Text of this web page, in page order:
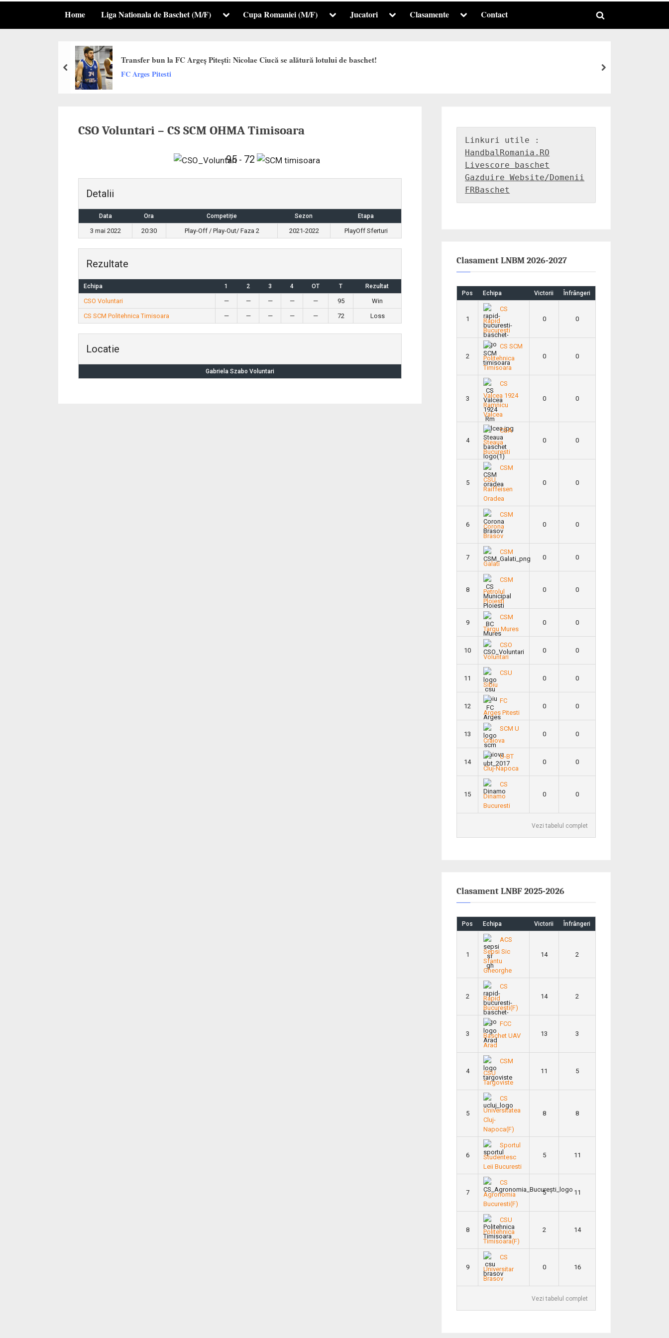
Home Liga Nationala de Baschet (M/F) Toggle
menu
Cupa Romaniei (M/F) Toggle
menu
Jucatori Toggle
menu
Clasamente Toggle
menu
Contact
Toggle
Transfer bun la FC Argeș Pitești: Nicolae Ciucă se alătură lotului de baschet!
FC Arges Pitesti
prev next
CSO Voluntari – CS SCM OHMA Timisoara
95- 72
Detalii
Data Ora Competiție Sezon Etapa
3 mai 2022 20:30 Play-Off / Play-Out/ Faza 2 2021-2022 PlayOff Sferturi
Rezultate
Echipa 1 2 3 4 OT T Rezultat
CSO Voluntari — — — — — 95
Win
CS SCM Politehnica Timisoara
— — — — — 72 Loss
Locatie
Gabriela Szabo Voluntari
HandbalRomania.RO
Livescore baschet
Gazduire Website/Domenii
FRBaschet
Clasament LNBM 2026-2027
Pos Echipa Victorii Înfrângeri
1
CS
Rapid
Bucuresti
0 0
2
CS SCM
Politehnica
Timisoara
0 0
3
CS
Valcea 1924
Ramnicu
Valcea
0 0
4
CSA
Steaua
Bucuresti
0 0
5
CSM
CSU
Raiffeisen
Oradea
0 0
6
CSM
Corona
Brasov
0 0
7
CSM
Galati
0 0
8
CSM
Petrolul
Ploiesti
0 0
9
CSM
Targu Mures
0 0
10
CSO
Voluntari
0 0
11
CSU
Sibiu
0 0
12
FC
Arges Pitesti
0 0
13
SCM U
Craiova
0 0
14
U-BT
Cluj-Napoca
0 0
15
CS
Dinamo
Bucuresti
0 0
Vezi tabelul complet
Clasament LNBF 2025-2026
Pos Echipa Victorii Înfrângeri
1
ACS
Sepsi Sic
Sfantu
Gheorghe
14 2
2
CS
Rapid
Bucuresti(F)
14 2
3
FCC
Baschet UAV
Arad
13 3
4
CSM
CSU
Targoviste
11 5
5
CS
Universitatea
Cluj-
Napoca(F)
8 8
6
Sportul
Studentesc
Leii Bucuresti
5 11
7
CS
Agronomia
Bucuresti(F)
5 11
8
CSU
Politehnica
Timisoara(F)
2 14
9
CS
Universitar
Brasov
0 16
Vezi tabelul complet